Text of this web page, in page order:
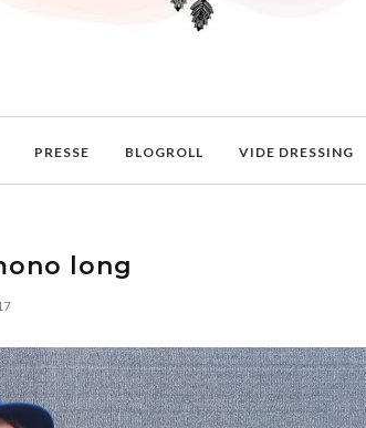
PRESSE BLOGROLL VIDE DRESSING
long